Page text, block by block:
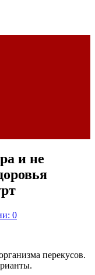
и не
0
перекусов.